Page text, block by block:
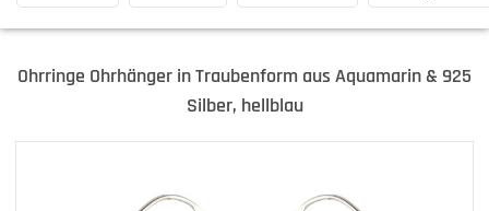
Ohrringe Ohrhänger in Traubenform aus Aquamarin & 925
Silber, hellblau